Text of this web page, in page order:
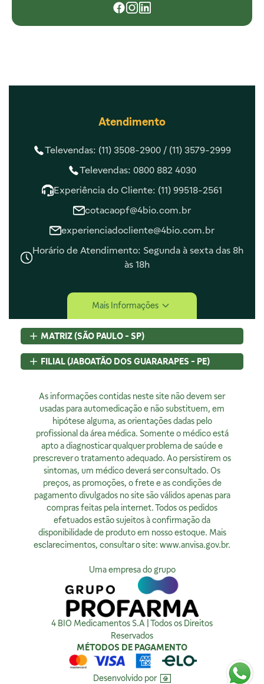
Atendimento
Televendas: (11) 3508-2900 / (11) 3579-2999
Televendas: 0800 882 4030
Experiência do Cliente: (11) 99518-2561
cotacaopf@4bio.com.br
experienciadocliente@4bio.com.br
Horário de Atendimento: Segunda à sexta das 8h
às 18h
Central de Ajuda
Central de Atendimento
Envio e Entrega
Navegando e Comprando
Trocas e Devoluções
Fale Conosco
Encarregado de Privacidade
Rodrigo Costa
dpo@4bio.com.br
Institucional
Quem Somos
Privacidade
Como tratamos sua Privacidade
Compra Segura
Mais Informações
MATRIZ (SÃO PAULO - SP)
Rua Pedroso Alvarenga, 58 Cj. 02
Itaim Bibi, São Paulo, SP
CNPJ:07.015.691/0001-46
Licença Sanitária Nº:
355030801-477-000962-1-0
AFE:7.16539-7
FARMACÊUTICA RESPONSÁVEL:
Renata de Sousa Cerqueira
63200
Horário de Atendimento:
Segunda à sexta, exceto feriados, das 08h00 às 20h00
Ver no Mapa
FILIAL (JABOATÃO DOS GUARARAPES - PE)
54320-230 - Brasil
07.015.691/0008-12
Licença Sanitária Nº:00523.3/2025
0888921250
FARMACÊUTICA RESPONSÁVEL:
Diogo Amaro da Silva Santos
CRF/PE:14237
Horário de Atendimento:
Segunda à sexta, exceto feriados, das 9h00 às 18h00.
Ver no Mapa
As informações contidas neste site não devem ser
usadas para automedicação e não substituem, em
hipótese alguma, as orientações dadas pelo
profissional da área médica. Somente o médico está
apto a diagnosticar qualquer problema de saúde e
prescrever o tratamento adequado. Ao persistirem os
sintomas, um médico deverá ser consultado. Os
preços, as promoções, o frete e as condições de
pagamento divulgados no site são válidos apenas para
compras feitas pela internet. Todos os pedidos
efetuados estão sujeitos à confirmação da
disponibilidade de produto em nosso estoque. Mais
esclarecimentos, consultar o site: www.anvisa.gov.br.
Uma empresa do grupo
4 BIO Medicamentos S.A | Todos os Direitos
Reservados
MÉTODOS DE PAGAMENTO
Desenvolvido por